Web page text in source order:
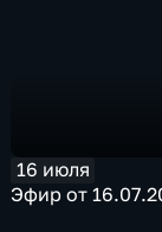
16 июля
Эфир от